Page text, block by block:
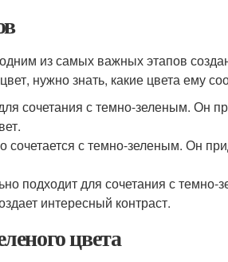
из самых важных этапов
нужно знать, какие цвета ему
сочетания с темно-зеленым. Он
сочетается с темно-зеленым. Он
подходит для сочетания с
интересный контраст.
цвета